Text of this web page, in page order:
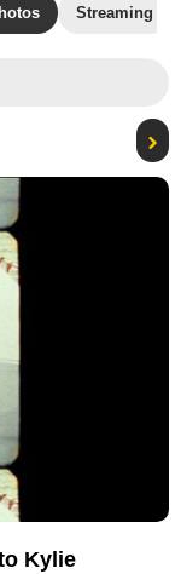
Streaming
Kylie